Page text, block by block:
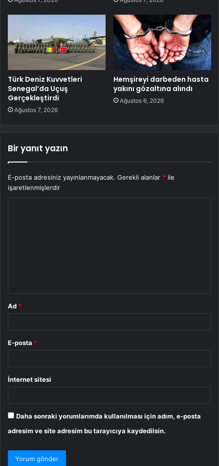
Türk Deniz Kuvvetleri
Senegal’da Uçuş
Gerçekleştirdi
Ağustos 7, 2026
Hemşireyi darbeden hasta
yakını gözaltına alındı
Ağustos 6, 2026
Bir yanıt yazın
E-posta adresiniz yayınlanmayacak. Gerekli alanlar * ile
işaretlenmişlerdir
Ad *
E-posta *
İnternet sitesi
Daha sonraki yorumlarımda kullanılması için adım, e-posta
adresim ve site adresim bu tarayıcıya kaydedilsin.